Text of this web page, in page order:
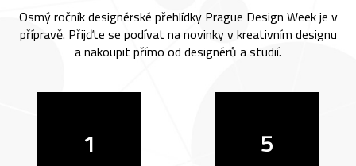
Osmý ročník designérské přehlídky Prague Design Week je v
přípravě. Přijďte se podívat na novinky v kreativním designu
a nakoupit přímo od designérů a studií.
1 5